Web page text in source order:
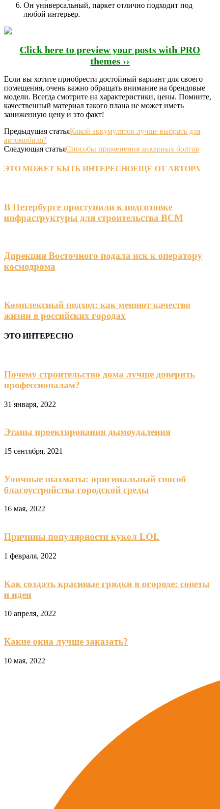
Он универсальный, паркет отлично подходит под
любой интерьер.
Click here to preview your posts with PRO
themes ››
Если вы хотите приобрести достойный вариант для своего
помещения, очень важно обращать внимание на брендовые
модели. Всегда смотрите на характеристики, цены. Помните,
качественный материал такого плана не может иметь
заниженную цену и это факт!
Предыдущая статьяКакой аккумулятор лучше выбрать для
автомобиля?
Следующая статьяСпособы применения анкерных болтов
ЭТО МОЖЕТ БЫТЬ ИНТЕРЕСНОЕЩЕ ОТ АВТОРА
В Петербурге приступили к подготовке
инфраструктуры для строительства ВСМ
Дирекция Восточного подала иск к оператору
космодрома
Комплексный подход: как меняют качество
жизни в российских городах
ЭТО ИНТЕРЕСНО
Почему строительство дома лучше доверить
профессионалам?
31 января, 2022
Этапы проектирования дымоудаления
15 сентября, 2021
Уличные шахматы: оригинальный способ
благоустройства городской среды
16 мая, 2022
Причины популярности кукол LOL
1 февраля, 2022
Как создать красивые грядки в огороде: советы
и идеи
10 апреля, 2022
Какие окна лучше заказать?
10 мая, 2022